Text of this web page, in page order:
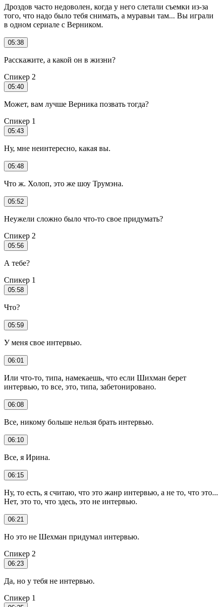
Дроздов часто недоволен, когда у него слетали съемки из-за
того, что надо было тебя снимать, а муравьи там... Вы играли
в одном сериале с Верником.
05:38
Расскажите, а какой он в жизни?
Спикер 2
05:40
Может, вам лучше Верника позвать тогда?
Спикер 1
05:43
Ну, мне неинтересно, какая вы.
05:48
Что ж. Холоп, это же шоу Трумэна.
05:52
Неужели сложно было что-то свое придумать?
Спикер 2
05:56
А тебе?
Спикер 1
05:58
Что?
05:59
У меня свое интервью.
06:01
Или что-то, типа, намекаешь, что если Шихман берет
интервью, то все, это, типа, забетонировано.
06:08
Все, никому больше нельзя брать интервью.
06:10
Все, я Ирина.
06:15
Ну, то есть, я считаю, что это жанр интервью, а не то, что это...
Нет, это то, что здесь, это не интервью.
06:21
Но это не Шехман придумал интервью.
Спикер 2
06:23
Да, но у тебя не интервью.
Спикер 1